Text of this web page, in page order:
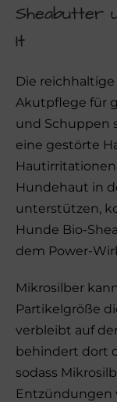
Sheabutter
It
Die
Akutpflege für
und Schuppen
eine gestörte
Hundehaut in
unterstützen,
Hunde Bio-
dem Power-
Mikrosilber
Partikelgröße
verbleibt auf
behindert dort
sodass
Entzündungen